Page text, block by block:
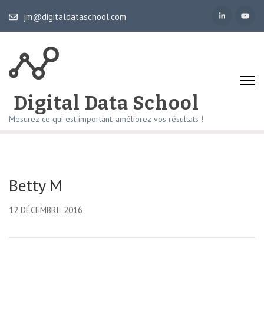
(Pressez
Entrée)
jm@digitaldataschool.com
Digital Data School
Mesurez ce qui est important, améliorez vos résultats !
Betty M
12 DÉCEMBRE 2016